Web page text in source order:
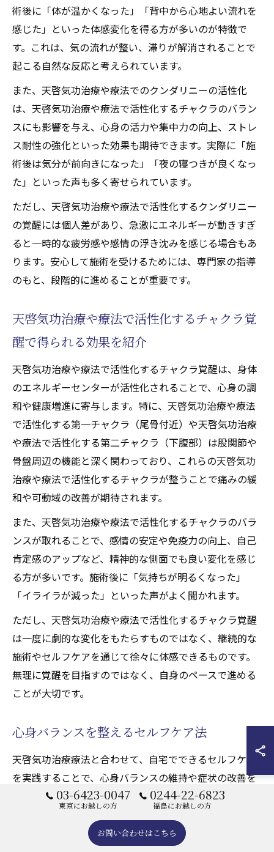
術後に「体が温かくなった」「背中から心地よい流れを
感じた」といった体感変化を得る方が多いのが特徴で
す。これは、気の流れが整い、滞りが解消されることで
起こる自然な反応と考えられています。
また、天啓気功治療や療法でのクンダリニーの活性化
は、天啓気功治療や療法で活性化するチャクラのバラン
スにも影響を与え、心身の活力や集中力の向上、ストレ
ス耐性の強化といった効果も期待できます。実際に「施
術後は気分が前向きになった」「夜の寝つきが良くなっ
た」といった声も多く寄せられています。
ただし、天啓気功治療や療法で活性化するクンダリニー
の覚醒には個人差があり、急激にエネルギーが動きすぎ
ると一時的な疲労感や感情の浮き沈みを感じる場合もあ
ります。安心して施術を受けるためには、専門家の指導
のもと、段階的に進めることが重要です。
天啓気功治療や療法で活性化するチャクラ覚
醒で得られる効果を紹介
天啓気功治療や療法で活性化するチャクラ覚醒は、身体
のエネルギーセンターが活性化されることで、心身の調
和や健康増進に寄与します。特に、天啓気功治療や療法
で活性化する第一チャクラ（尾骨付近）や天啓気功治療
や療法で活性化する第二チャクラ（下腹部）は股関節や
骨盤周辺の機能と深く関わっており、これらの天啓気功
治療や療法で活性化するチャクラが整うことで痛みの緩
和や可動域の改善が期待されます。
また、天啓気功治療や療法で活性化するチャクラのバラ
ンスが取れることで、感情の安定や免疫力の向上、自己
肯定感のアップなど、精神的な側面でも良い変化を感じ
る方が多いです。施術後に「気持ちが明るくなった」
「イライラが減った」といった声がよく聞かれます。
ただし、天啓気功治療や療法で活性化するチャクラ覚醒
は一度に劇的な変化をもたらすものではなく、継続的な
施術やセルフケアを通じて徐々に体感できるものです。
無理に覚醒を目指すのではなく、自身のペースで進める
ことが大切です。
心身バランスを整えるセルフケア法
天啓気功治療療法と合わせて、自宅でできるセルフケア
を実践することで、心身バランスの維持や症状の改善を
サポートできます。まずは、毎日の呼吸法や簡単な瞑想
を取り入れ、リラックスした状態を保つことがポイント
03-6423-0047
東京にお越しの方
0244-22-6823
福島にお越しの方
お問い合わせはこちら